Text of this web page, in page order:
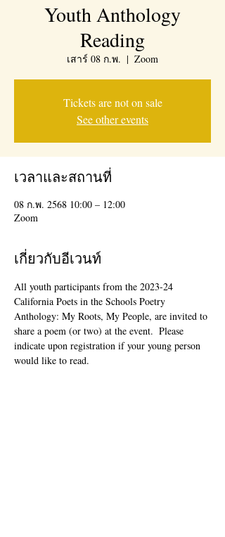
Youth Anthology
Reading
เสาร์ 08 ก.พ.
  |
Zoom
Tickets are not on sale
See other events
เวลาและสถานที่
08 ก.พ. 2568 10:00 – 12:00
Zoom
เกี่ยวกับอีเวนท์
All youth participants from the 2023-24
California Poets in the Schools Poetry
Anthology: My Roots, My People, are invited to
share a poem (or two) at the event.  Please
indicate upon registration if your young person
would like to read.